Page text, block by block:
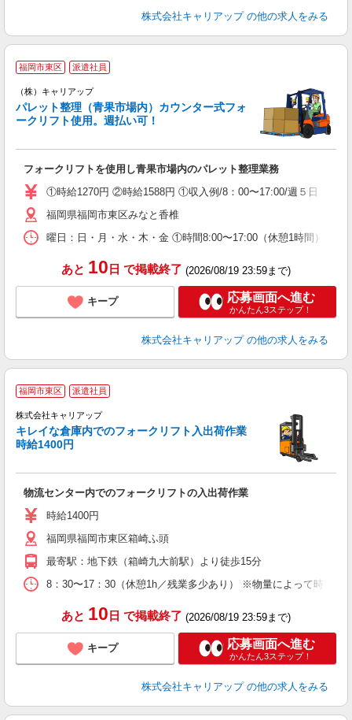
株式会社キャリアップ の他の求人をみる
福岡市東区 派遣社員
（株）キャリアップ
パレット整理（青果市場内）カウンター式フォ
ークリフト使用。週払い可！
フォークリフトを使用し青果市場内のパレット整理業務
①時給1270円 ②時給1588円 ①収入例/8：00〜17:00/週５日 時給
福岡県福岡市東区みなと香椎
曜日：日・月・水・木・金 ①時間8:00〜17:00（休憩1時間） ②
あと 10 日 で掲載終了 (2026/08/19 23:59まで)
キープ 応募画面へ進む
かんたん3ステップ！
株式会社キャリアップ の他の求人をみる
福岡市東区 派遣社員
株式会社キャリアップ
キレイな倉庫内でのフォークリフト入出荷作業
時給1400円
物流センター内でのフォークリフトの入出荷作業
時給1400円
福岡県福岡市東区箱崎ふ頭
最寄駅：地下鉄（箱崎九大前駅）より徒歩15分
8：30〜17：30（休憩1h／残業多少あり） ※物量によって時間帯
あと 10 日 で掲載終了 (2026/08/19 23:59まで)
キープ 応募画面へ進む
かんたん3ステップ！
株式会社キャリアップ の他の求人をみる